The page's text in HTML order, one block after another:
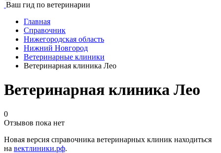
Ваш гид по ветеринарии
Главная
Справочник
Нижегородская область
Нижний Новгород
Ветеринарные клиники
Ветеринарная клиника Лео
Ветеринарная клиника Лео
0
Отзывов пока нет
Новая версия справочника ветеринарных клиник находиться
на вектлиники.рф.